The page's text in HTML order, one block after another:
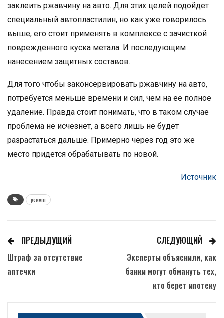
заклеить ржавчину на авто. Для этих целей подойдет
специальный автопластилин, но как уже говорилось
выше, его стоит применять в комплексе с зачисткой
поврежденного куска метала. И последующим
нанесением защитных составов.
Для того чтобы законсервировать ржавчину на авто,
потребуется меньше времени и сил, чем на ее полное
удаление. Правда стоит понимать, что в таком случае
проблема не исчезнет, а всего лишь не будет
разрастаться дальше. Примерно через год это же
место придется обрабатывать по новой.
Источник
ремонт
ПРЕДЫДУЩИЙ
Штраф за отсутствие
аптечки
СЛЕДУЮЩИЙ
Эксперты объяснили, как
банки могут обмануть тех,
кто берет ипотеку